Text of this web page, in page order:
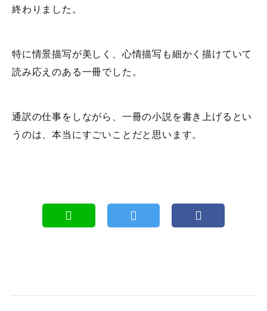
終わりました。
特に情景描写が美しく、心情描写も細かく描けていて
読み応えのある一冊でした。
通訳の仕事をしながら、一冊の小説を書き上げるとい
うのは、本当にすごいことだと思います。